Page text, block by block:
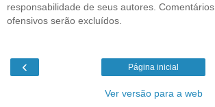
responsabilidade de seus autores. Comentários
ofensivos serão excluídos.
‹ Página inicial
Ver versão para a web